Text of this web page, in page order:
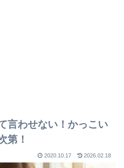
言わせない！かっこい
第！
2020.10.17 2026.02.18